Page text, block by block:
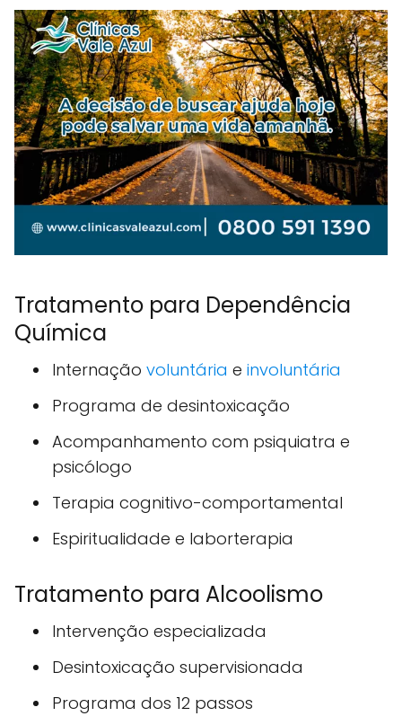
Tratamento para Dependência
Química
Internação voluntária e involuntária
Programa de desintoxicação
Acompanhamento com psiquiatra e
psicólogo
Terapia cognitivo-comportamental
Espiritualidade e laborterapia
Tratamento para Alcoolismo
Intervenção especializada
Desintoxicação supervisionada
Programa dos 12 passos